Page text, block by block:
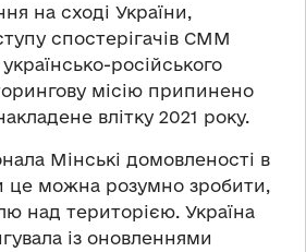
на сході України,
спостерігачів СММ
російського
місію припинено
влітку 2021 року.
Мінські домовленості в
це можна розумно зробити,
над територією. Україна
із оновленнями